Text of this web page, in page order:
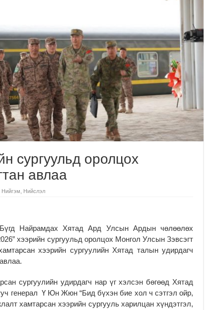
сургуульд оролцох
авлаа
Нийгэм Нийслэл
Найрамдах Хятад Ард Улсын Ардын чөлөөлөх
хээрийн сургуульд оролцох Монгол Улсын Зэвсэгт
хээрийн сургуулийн Хятад талын удирдагч
сургуулийн удирдагч нар үг хэлсэн бөгөөд Хятад
генерал Ү Юн Жюн “Бид бүхэн бие хол ч сэтгэл ойр,
хамтарсан хээрийн сургууль харилцан хүндэтгэл,